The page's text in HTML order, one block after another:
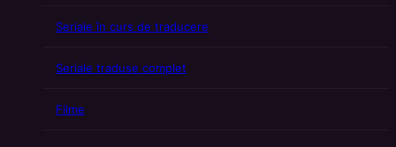
Seriale în curs de traducere
Seriale traduse complet
Filme